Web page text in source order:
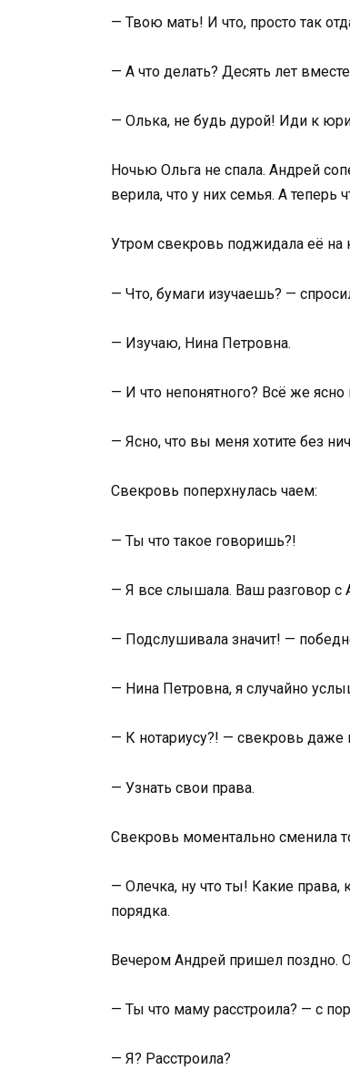
— Твою мать! И что, просто так
— А что делать? Десять лет
— Олька, не будь дурой! Иди к
Ночью Ольга не спала. Андрей
верила, что у них семья. А теперь
Утром свекровь поджидала её на
— Что, бумаги изучаешь? —
— Изучаю, Нина Петровна.
— И что непонятного? Всё же ясно
— Ясно, что вы меня хотите без
Свекровь поперхнулась чаем:
— Ты что такое говоришь?!
— Я все слышала. Ваш разговор с
— Подслушивала значит! —
— Нина Петровна, я случайно
— К нотариусу?! — свекровь даже
— Узнать свои права.
Свекровь моментально сменила
— Олечка, ну что ты! Какие
порядка.
Вечером Андрей пришел поздно.
— Ты что маму расстроила? — с
— Я? Расстроила?